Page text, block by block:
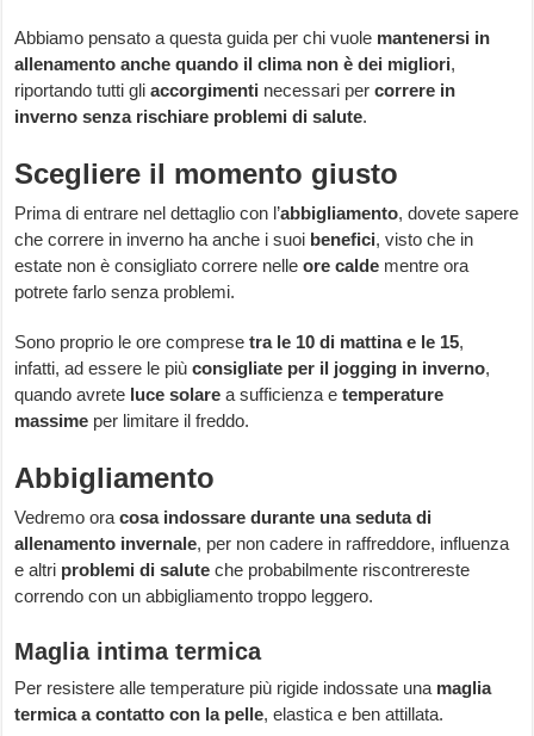
Abbiamo pensato a questa guida per chi vuole mantenersi in
allenamento anche quando il clima non è dei migliori,
riportando tutti gliaccorgimenti necessari percorrere in
inverno senza rischiare problemi di salute.
Scegliere il momento giusto
Prima di entrare nel dettaglio con l’abbigliamento, dovete sapere
che correre in inverno ha anche i suoi benefici, visto che in
estate non è consigliato correre nelleore calde mentre ora
potrete farlo senza problemi.
Sono proprio le ore comprese tra le 10 di mattina e le 15,
infatti, ad essere le piùconsigliate per il jogging in inverno,
quando avrete luce solare a sufficienza etemperature
massime per limitare il freddo.
Abbigliamento
Vedremo oracosa indossare durante una seduta di
allenamento invernale, per non cadere in raffreddore, influenza
e altri problemi di salute che probabilmente riscontrereste
correndo con un abbigliamento troppo leggero.
Maglia intima termica
Per resistere alle temperature più rigide indossate una maglia
termica a contatto con la pelle, elastica e ben attillata.